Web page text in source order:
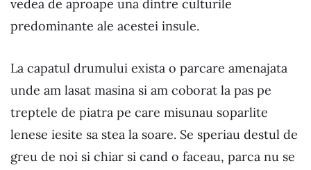
vedea de aproape una dintre culturile
predominante ale acestei insule.
La capatul drumului exista o parcare amenajata
unde am lasat masina si am coborat la pas pe
treptele de piatra pe care misunau soparlite
lenese iesite sa stea la soare. Se speriau destul de
greu de noi si chiar si cand o faceau, parca nu se